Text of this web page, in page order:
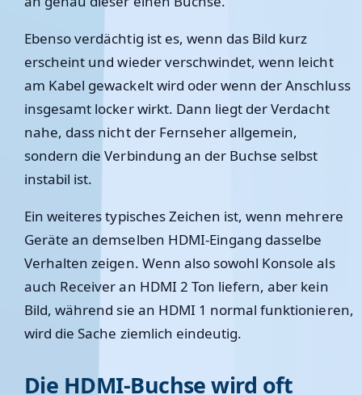
Ebenso verdächtig ist es, wenn das Bild kurz
erscheint und wieder verschwindet, wenn leicht
am Kabel gewackelt wird oder wenn der Anschluss
insgesamt locker wirkt. Dann liegt der Verdacht
nahe, dass nicht der Fernseher allgemein,
sondern die Verbindung an der Buchse selbst
instabil ist.
Ein weiteres typisches Zeichen ist, wenn mehrere
Geräte an demselben HDMI-Eingang dasselbe
Verhalten zeigen. Wenn also sowohl Konsole als
auch Receiver an HDMI 2 Ton liefern, aber kein
Bild, während sie an HDMI 1 normal funktionieren,
wird die Sache ziemlich eindeutig.
Die HDMI-Buchse wird oft